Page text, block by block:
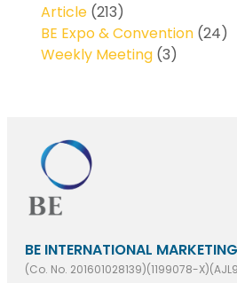
Article (213)
BE Expo & Convention (24)
Weekly Meeting (3)
BE INTERNATIONAL
(Co. No. 201601028139)(1199078-